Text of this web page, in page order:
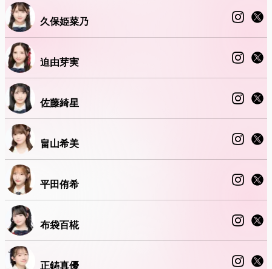
久保姫菜乃
迫由芽実
佐藤綺星
畠山希美
平田侑希
布袋百椛
正鋳真優